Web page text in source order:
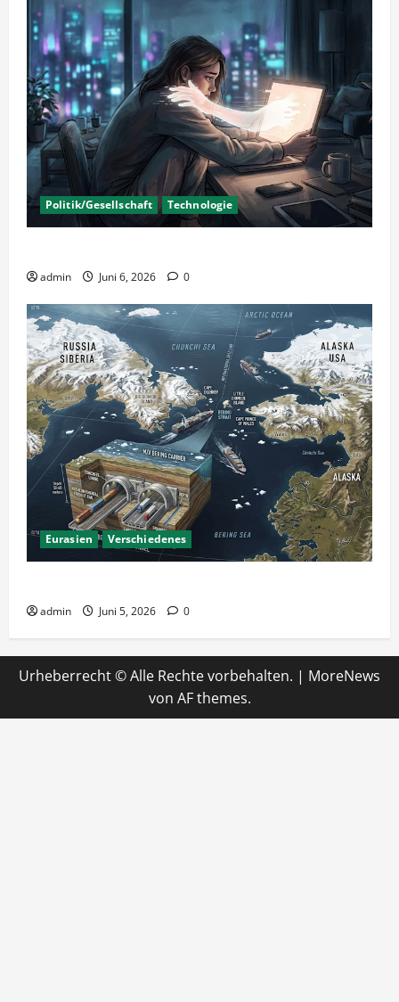
Politik/Gesellschaft Technologie
admin Juni 6, 2026 0
Eurasien Verschiedenes
admin Juni 5, 2026 0
Urheberrecht © Alle Rechte vorbehalten. | MoreNews
von AF themes.